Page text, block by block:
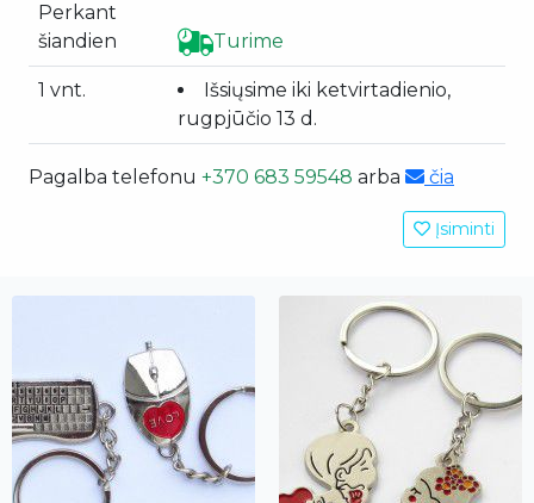
Perkant
šiandien
Turime
1 vnt.
Išsiųsime iki ketvirtadienio,
rugpjūčio 13 d.
Pagalba telefonu +370 683 59548 arba čia
Įsiminti